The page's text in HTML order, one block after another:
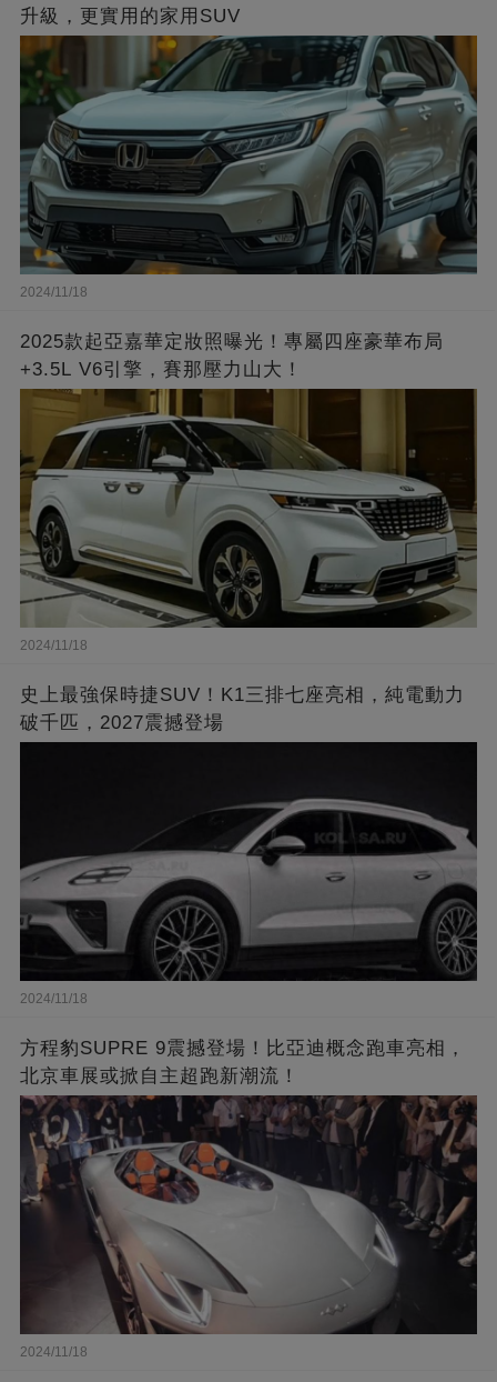
升級，更實用的家用SUV
2024/11/18
2025款起亞嘉華定妝照曝光！專屬四座豪華布局
+3.5L V6引擎，賽那壓力山大！
2024/11/18
史上最強保時捷SUV！K1三排七座亮相，純電動力
破千匹，2027震撼登場
2024/11/18
方程豹SUPRE 9震撼登場！比亞迪概念跑車亮相，
北京車展或掀自主超跑新潮流！
2024/11/18